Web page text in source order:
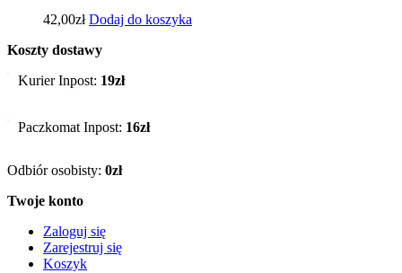
42,00zł Dodaj do koszyka
Koszty dostawy
Kurier Inpost: 19zł
Paczkomat Inpost: 16zł
Odbiór osobisty: 0zł
Twoje konto
Zaloguj się
Zarejestruj się
Koszyk